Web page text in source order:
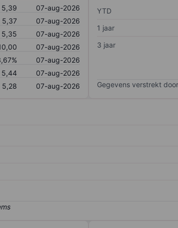
5,39
07-aug-2026
5,37
07-aug-2026
5,35
07-aug-2026
07-aug-2026
07-aug-2026
5,44
07-aug-2026
5,28 07-aug-2026
YTD
1 jaar
3 jaar
Gegevens verstrekt door